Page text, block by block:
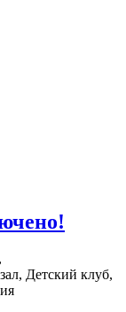
Детский клуб,